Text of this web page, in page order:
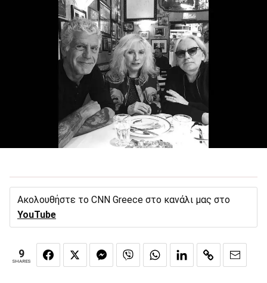
Ακολουθήστε το CNN Greece στο κανάλι μας στο
YouTube
9
SHARES